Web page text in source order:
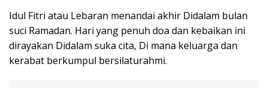
Idul Fitri atau Lebaran menandai akhir Didalam bulan
suci Ramadan. Hari yang penuh doa dan kebaikan ini
dirayakan Didalam suka cita, Di mana keluarga dan
kerabat berkumpul bersilaturahmi.